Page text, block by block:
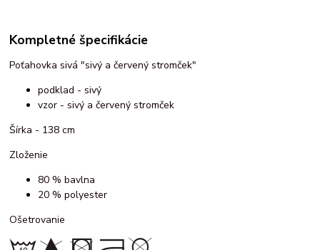
Kompletné špecifikácie
Poťahovka sivá "sivý a červený stromček"
podklad - sivý
vzor - sivý a červený stromček
Šírka - 138 cm
Zloženie
80 % bavlna
20 % polyester
Ošetrovanie